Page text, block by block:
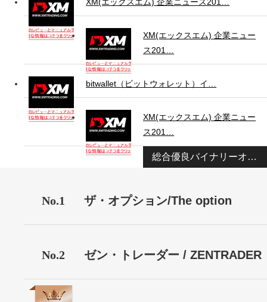
XM(エックスエム) 企業ニュー
ス201…
bitwallet（ビットウォレット）イ…
XM(エックスエム) 企業ニュー
ス201…
総合優良バイナリーオプション業者ランキング
No.1 ザ・オプション/The option
No.2 ゼン・トレーダー / ZENTRADER